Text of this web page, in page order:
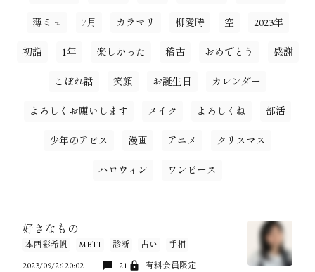
薄ミュ 7月 カラマリ 柳愛時 空 2023年
初詣 1年 楽しかった 稽古 おめでとう 感謝
こぼれ話 笑顔 お誕生日 カレンダー
よろしくお願いします メイク よろしくね 部活
少年のアビス 漫画 アニメ クリスマス
ハロウィン ワンピース
好きなもの
本西彩希帆 MBTI 診断 占い
手相
2023/09/26 20:02
21 有料会員限定